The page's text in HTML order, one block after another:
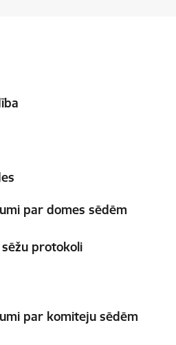
par domes sēdēm
protokoli
par komiteju sēdēm